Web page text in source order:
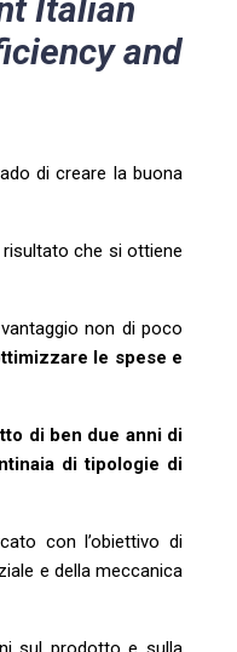
Italian
and
di creare la buona
che si ottiene
non di poco
le spese e
di ben due anni di
di tipologie di
con l’obiettivo di
e della meccanica